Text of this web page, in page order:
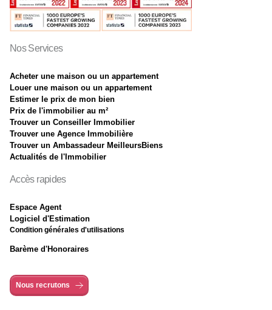
Nos Services
Acheter une maison ou un appartement
Louer une maison ou un appartement
Estimer le prix de mon bien
Prix de l'immobilier au m²
Trouver un Conseiller Immobilier
Trouver une Agence Immobilière
Trouver un Ambassadeur MeilleursBiens
Actualités de l'Immobilier
Accès rapides
Espace Agent
Logiciel d'Estimation
Condition générales d'utilisations
Barème d'Honoraires
Nous recrutons